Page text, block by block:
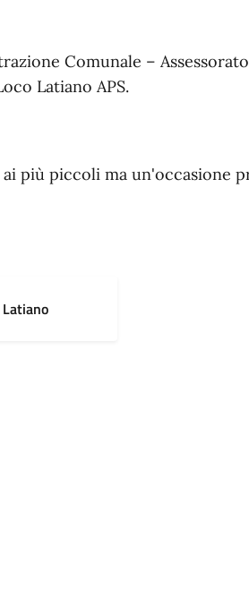
Comunale –
Latiano APS.
più piccoli ma un'occasione